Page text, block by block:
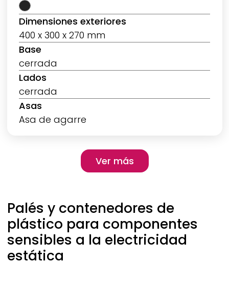
Dimensiones exteriores
400 x 300 x 270 mm
Base
cerrada
Lados
cerrada
Asas
Asa de agarre
Pagination
Ver más
Ver más
Palés y contenedores de
plástico para componentes
sensibles a la electricidad
estática